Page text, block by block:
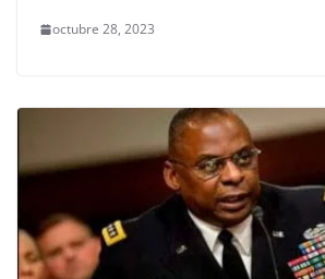
octubre 28, 2023